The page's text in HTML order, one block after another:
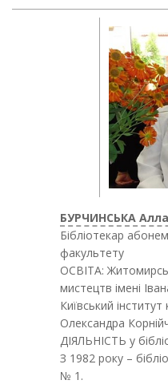
БУРЧИНСЬКА
Бібліотекар
факультету
ОСВІТА:
мистецтв імені
Київський інститут
Олександра
ДІЯЛЬНІСТЬ у
З 1982 року –
№ 1.